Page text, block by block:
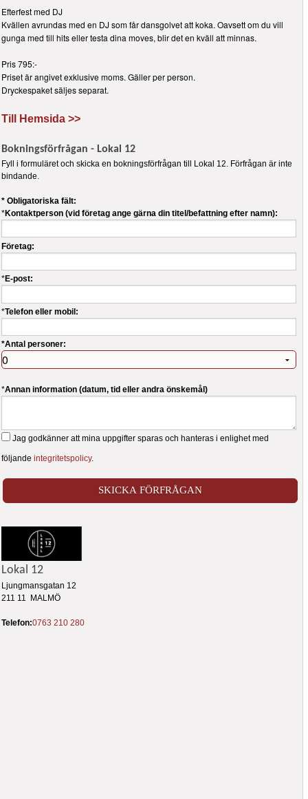
Efterfest med DJ
Kvällen avrundas med en DJ som får dansgolvet att koka. Oavsett om du vill
gunga med till hits eller testa dina moves, blir det en kväll att minnas.
Pris 795:-
Priset är angivet exklusive moms. Gäller per person.
Dryckespaket säljes separat.
Till Hemsida >>
Bokningsförfrågan - Lokal 12
Fyll i formuläret och skicka en bokningsförfrågan till Lokal 12. Förfrågan är inte
bindande.
* Obligatoriska fält:
*Kontaktperson (vid företag ange gärna din titel/befattning efter namn):
Företag:
*E-post:
*Telefon eller mobil:
*Antal personer:
*Annan information (datum, tid eller andra önskemål)
Jag godkänner att mina uppgifter sparas och hanteras i enlighet med
följandeintegritetspolicy.
Lokal 12
Ljungmansgatan 12
211 11 MALMÖ
Telefon:0763 210 280